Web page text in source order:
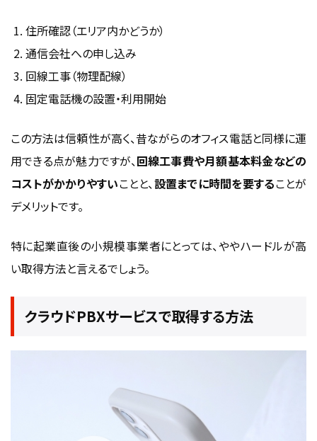
住所確認（エリア内かどうか）
通信会社への申し込み
回線工事（物理配線）
固定電話機の設置・利用開始
この方法は信頼性が高く、昔ながらのオフィス電話と同様に運
用できる点が魅力ですが、回線工事費や月額基本料金などの
コストがかかりやすいことと、設置までに時間を要することが
デメリットです。
特に起業直後の小規模事業者にとっては、ややハードルが高
い取得方法と言えるでしょう。
クラウドPBXサービスで取得する方法